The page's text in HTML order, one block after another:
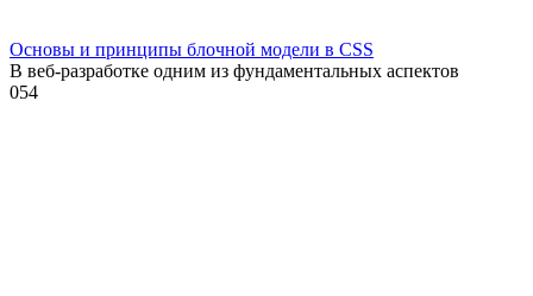
Основы и принципы блочной модели в CSS
В веб-разработке одним из фундаментальных аспектов
054